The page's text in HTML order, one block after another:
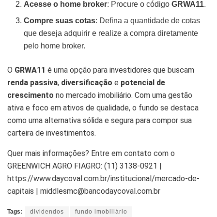
Acesse o home broker: Procure o códigoGRWA11.
Compre suas cotas: Defina a quantidade de cotas
que deseja adquirir e realize a compra diretamente
pelo home broker.
O GRWA11 é uma opção para investidores que buscam
renda passiva, diversificação e potencial de
crescimento no mercado imobiliário. Com uma gestão
ativa e foco em ativos de qualidade, o fundo se destaca
como uma alternativa sólida e segura para compor sua
carteira de investimentos.
Quer mais informações? Entre em contato com o
GREENWICH AGRO FIAGRO: (11) 3138-0921 |
https://www.daycoval.com.br/institucional/mercado-de-
capitais | middlesmc@bancodaycoval.com.br
Tags: dividendos fundo imobiliário